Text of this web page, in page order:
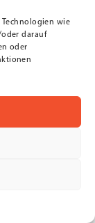
wie
darauf
oder